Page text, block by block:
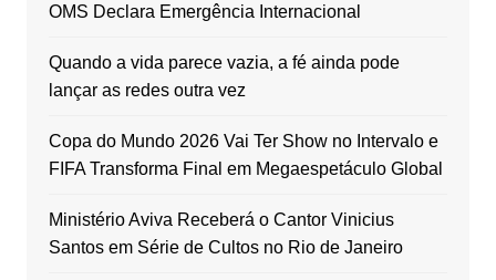
OMS Declara Emergência Internacional
Quando a vida parece vazia, a fé ainda pode
lançar as redes outra vez
Copa do Mundo 2026 Vai Ter Show no Intervalo e
FIFA Transforma Final em Megaespetáculo Global
Ministério Aviva Receberá o Cantor Vinicius
Santos em Série de Cultos no Rio de Janeiro